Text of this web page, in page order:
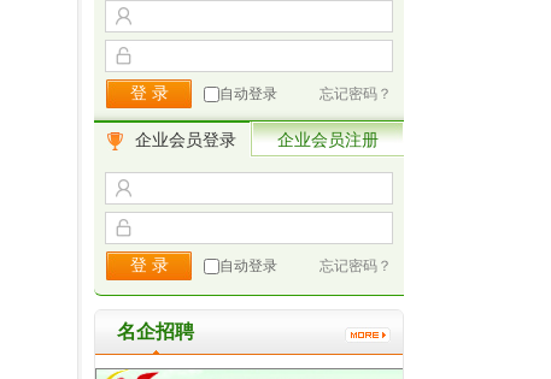
自动登录 忘记密码？
企业会员登录 企业会员注册
自动登录 忘记密码？
名企招聘